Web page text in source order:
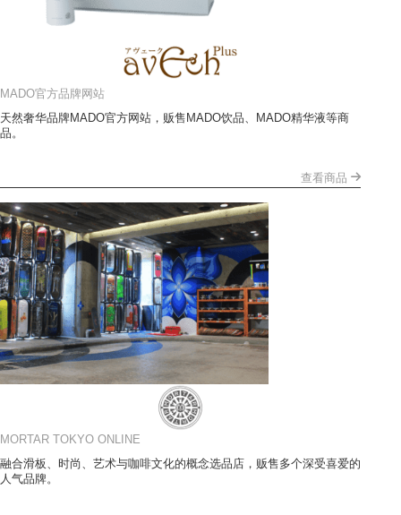
MADO官方品牌网站
天然奢华品牌MADO官方网站，贩售MADO饮品、MADO精华液等商
品。
查看商品
MORTAR TOKYO ONLINE
融合滑板、时尚、艺术与咖啡文化的概念选品店，贩售多个深受喜爱的
人气品牌。